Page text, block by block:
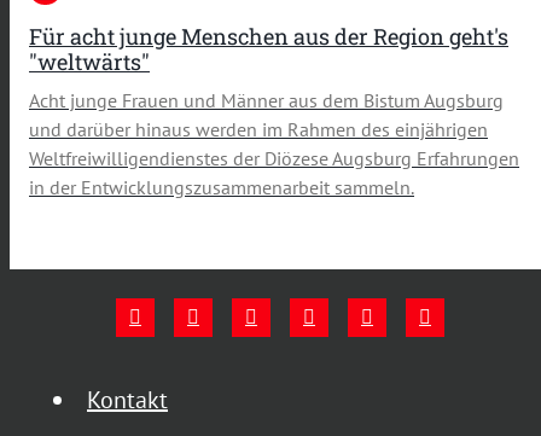
Für acht junge Menschen aus der Region geht's
"weltwärts"
Acht junge Frauen und Männer aus dem Bistum Augsburg
und darüber hinaus werden im Rahmen des einjährigen
Weltfreiwilligendienstes der Diözese Augsburg Erfahrungen
in der Entwicklungszusammenarbeit sammeln.
Kontakt